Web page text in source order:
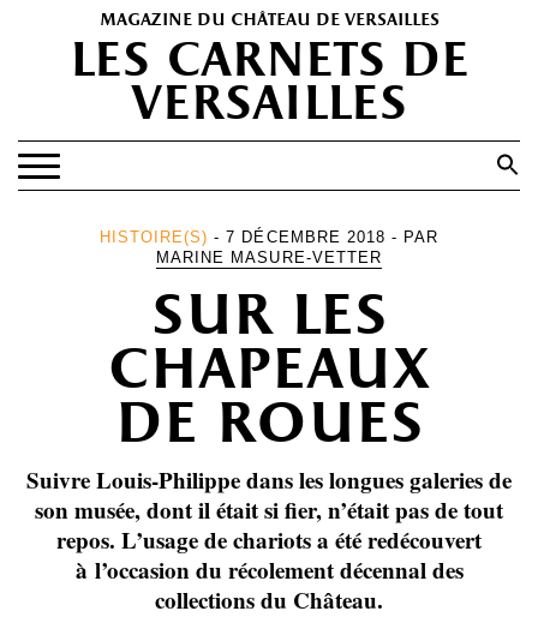
magazine du château de versailles
les carnets de
versailles
Search Button
EXPOSITIONS
PATRIMOINE
SPECTACLES
PORTFOLIOS
HISTOIRE(S)
ABONNEMENT GRATUIT AU MAGAZINE
HISTOIRE(S) - 7 DÉCEMBRE 2018 - PAR
MARINE MASURE-VETTER
sur les
chapeaux
de roues
Suivre Louis-Philippe dans les longues galeries de
son musée, dont il était si fier, n’était pas de tout
repos. L’usage de chariots a été redécouvert
à l’occasion du récolement décennal des
collections du Château.